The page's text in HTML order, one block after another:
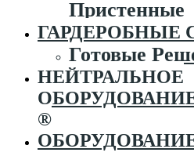
Пристенные
ГАРДЕРОБНЫЕ
Готовые
НЕЙТРАЛЬНОЕ
ОБОРУДОВАНИЕ
®